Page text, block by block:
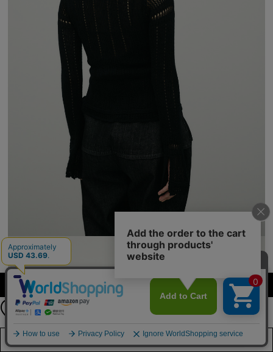
カラーを選択する（フリーサイズ）
店舗在庫を見る
公式LINEアカウント
お友達登録で
最新情報を配信中
詳しくはこちら